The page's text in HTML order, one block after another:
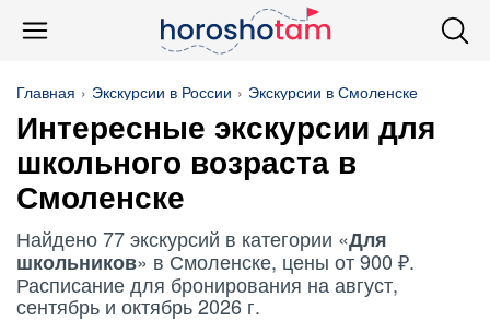
Главная Экскурсии в России Экскурсии в Смоленске
Интересные экскурсии для
школьного возраста в
Смоленске
Найдено 77 экскурсий в категории «Для
школьников» в Смоленске, цены от 900 ₽.
Расписание для бронирования на август,
сентябрь и октябрь 2026 г.